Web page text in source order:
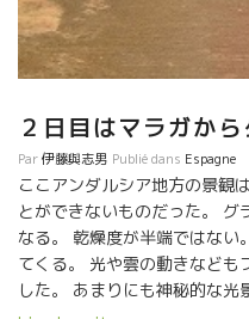
葡萄木を植えた。フィロキセ
判断。 確かにフランスでも砂
ピエ（台木なし）の葡萄木が
る人はいるけど、これだけま
える人はいない
２日目はマラガか
Par伊藤與志男 Publié dans Espagne
ここアンダルシア地方の景観
とができないものだった。 グ
なる。 乾燥度が半端ではない
てくる。 光や雲の動きなども
した。 あまりにも神秘的な